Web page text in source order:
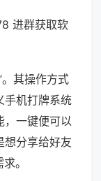
进群获取软
其操作方式
手机打牌系统
，一键便可以
想分享给好友
。